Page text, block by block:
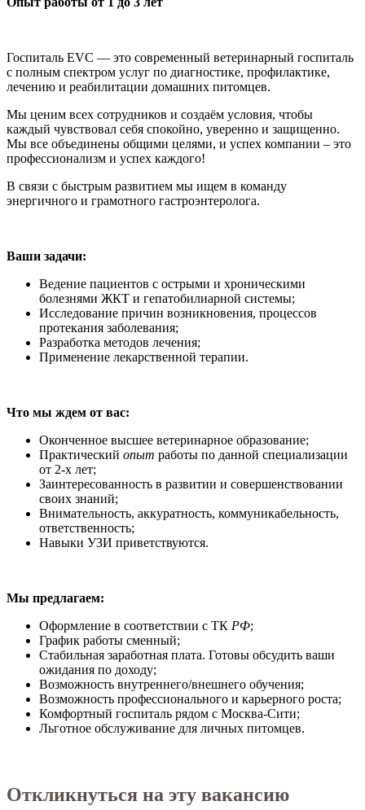
Госпиталь EVC — это современный ветеринарный госпиталь
с полным спектром услуг по диагностике, профилактике,
лечению и реабилитации домашних питомцев.
Мы ценим всех сотрудников и создаём условия, чтобы
каждый чувствовал себя спокойно, уверенно и защищенно.
Мы все объединены общими целями, и успех компании – это
профессионализм и успех каждого!
В связи с быстрым развитием мы ищем в команду
энергичного и грамотного гастроэнтеролога.
Ваши задачи:
Ведение пациентов с острыми и хроническими
болезнями ЖКТ и гепатобилиарной системы;
Исследование причин возникновения, процессов
протекания заболевания;
Разработка методов лечения;
Применение лекарственной терапии.
Что мы ждем от вас:
Оконченное высшее ветеринарное образование;
Практический опыт работы по данной специализации
от 2-х лет;
Заинтересованность в развитии и совершенствовании
своих знаний;
Внимательность, аккуратность, коммуникабельность,
ответственность;
Навыки УЗИ приветствуются.
Мы предлагаем:
Оформление в соответствии с ТК РФ;
График работы сменный;
Стабильная заработная плата. Готовы обсудить ваши
ожидания по доходу;
Возможность внутреннего/внешнего обучения;
Возможность профессионального и карьерного роста;
Комфортный госпиталь рядом с Москва-Сити;
Льготное обслуживание для личных питомцев.
Откликнуться на эту вакансию